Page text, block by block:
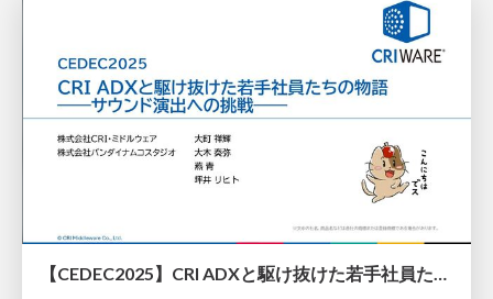
【CEDEC2025】CRI ADXと駆け抜けた若手社員たちの物語 ——サウンド演出への挑戦——